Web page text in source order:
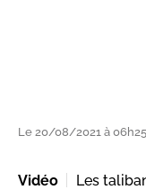
Le 20/08/2021 à 06h25
Vidéo
Les